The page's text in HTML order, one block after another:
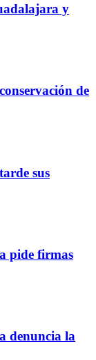
y
de
sus
pide firmas
denuncia la